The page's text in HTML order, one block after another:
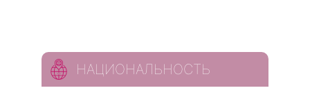
НАЦИОНАЛЬНОСТЬ